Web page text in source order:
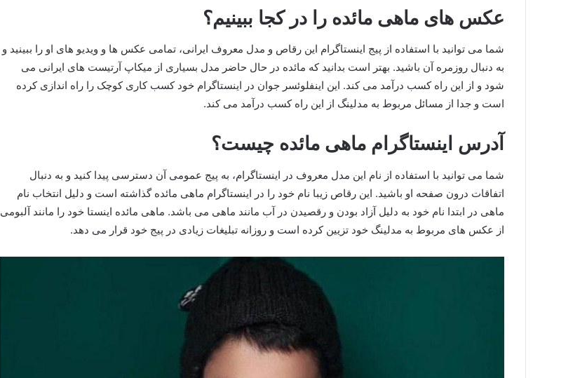
عکس های ماهی مائده را در کجا ببینیم؟
شما می توانید با استفاده از پیج اینستاگرام این رقاص و مدل معروف ایرانی، تمامی عکس ها و ویدیو های او را ببینید و
به دنبال روزمره آن باشید. بهتر است بدانید که مائده در حال حاضر مدل بسیاری از میکاپ آرتیست های ایرانی می
شود و از این راه کسب درآمد می کند. این اینفلوئسر جوان در اینستاگرام خود کسب کاری کوچک را راه اندازی کرده
است و جدا از مسائل مربوط به مدلینگ از این راه کسب درآمد می کند.
آدرس اینستاگرام ماهی مائده چیست؟
شما می توانید با استفاده از نام این مدل معروف در اینستاگرام، به پیج عمومی آن دسترسی پیدا کنید و به دنبال
اتفاقات درون صفحه او باشید. این رقاص زیبا نام خود را در اینستاگرام ماهی مائده گذاشته است و دلیل انتخاب نام
ماهی در ابتدا نام خود به دلیل آزاد بودن و رقصیدن در آب مانند ماهی می باشد. ماهی مائده اینستا خود را مانند آلبومی
از عکس های مربوط به مدلینگ خود تزیین کرده است و روزانه تبلیغات زیادی در پیج خود قرار می دهد.